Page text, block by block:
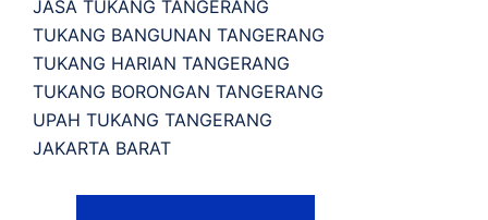
JASA TUKANG TANGERANG
TUKANG BANGUNAN TANGERANG
TUKANG HARIAN TANGERANG
TUKANG BORONGAN TANGERANG
UPAH TUKANG TANGERANG
JAKARTA BARAT